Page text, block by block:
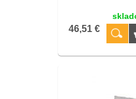
46,51 €